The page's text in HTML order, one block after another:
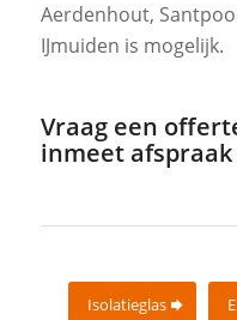
Aerdenhout,
IJmuiden is mogelijk.
Vraag een
inmeet afspraak
Isolatieglas